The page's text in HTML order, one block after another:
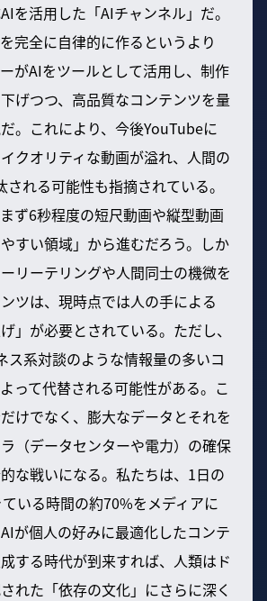
を活用した「AIチャンネル」だ。
完全に自律的に作るというより
がAIをツールとして活用し、制作
げつつ、高品質なコンテンツを量
。これにより、今後YouTubeに
クオリティな動画が溢れ、人間の
れる可能性も指摘されている。
ず6秒程度の短尺動画や縦型動画
すい領域」から進むだろう。しか
リーテリングや人間同士の機微を
ツは、現時点では人の手による
」が必要とされている。ただし、
ス系対談のような情報量の多いコ
って代替される可能性がある。こ
けでなく、膨大なデータとそれを
（データセンターや電力）の確保
な戦いになる。私たちは、1日の
いる時間の約70%をメディアに
が個人の好みに最適化したコンテ
する時代が到来すれば、人類はド
れた「依存の文化」にさらに深く